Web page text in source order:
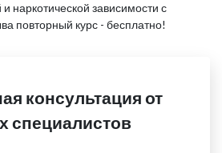
наркотической зависимости с
повторный курс - бесплатно!
консультация от
специалистов